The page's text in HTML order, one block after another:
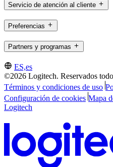
Servicio de atención al cliente
Preferencias
Partners y programas
ES,es
©2026 Logitech. Reservados
Términos y condiciones de uso
Configuración de cookies Mapa
Logitech